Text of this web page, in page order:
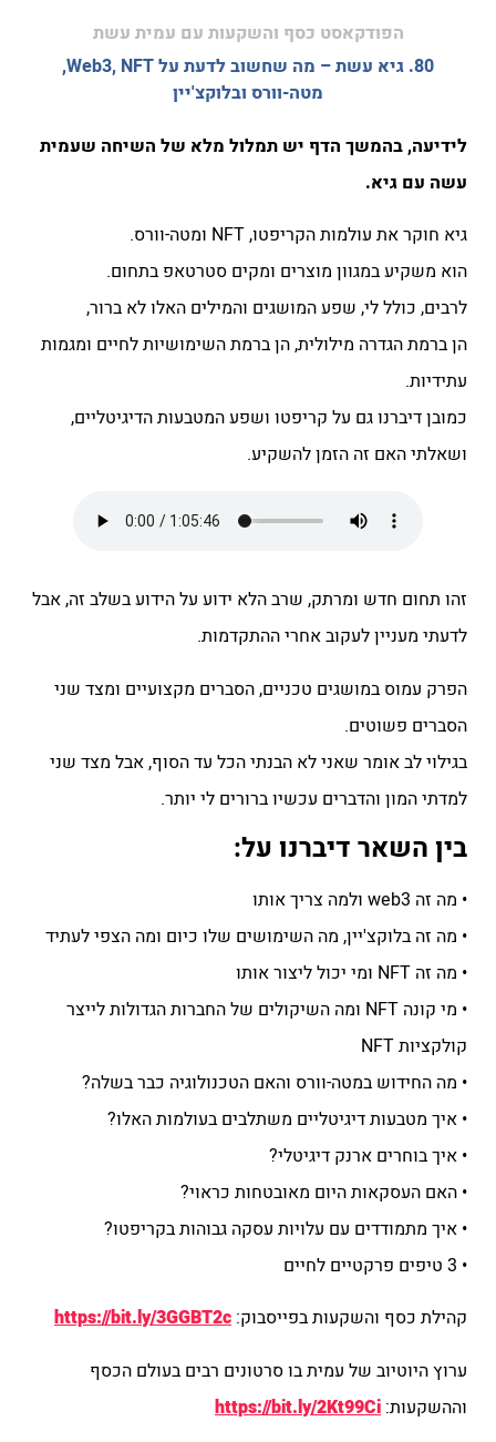
הפודקאסט כסף והשקעות עם עמית עשת
80. גיא עשת – מה שחשוב לדעת על Web3, NFT,
מטה-וורס ובלוקצ'יין
לידיעה, בהמשך הדף יש תמלול מלא של השיחה שעמית
עשה עם גיא.
גיא חוקר את עולמות הקריפטו, NFT ומטה-וורס.
הוא משקיע במגוון מוצרים ומקים סטרטאפ בתחום.
לרבים, כולל לי, שפע המושגים והמילים האלו לא ברור,
הן ברמת הגדרה מילולית, הן ברמת השימושיות לחיים ומגמות
עתידיות.
כמובן דיברנו גם על קריפטו ושפע המטבעות הדיגיטליים,
ושאלתי האם זה הזמן להשקיע.
זהו תחום חדש ומרתק, שרב הלא ידוע על הידוע בשלב זה, אבל
לדעתי מעניין לעקוב אחרי ההתקדמות.
הפרק עמוס במושגים טכניים, הסברים מקצועיים ומצד שני
הסברים פשוטים.
בגילוי לב אומר שאני לא הבנתי הכל עד הסוף, אבל מצד שני
למדתי המון והדברים עכשיו ברורים לי יותר.
בין השאר דיברנו על:
• מה זה web3 ולמה צריך אותו
• מה זה בלוקצ'יין, מה השימושים שלו כיום ומה הצפי לעתיד
• מה זה NFT ומי יכול ליצור אותו
• מי קונה NFT ומה השיקולים של החברות הגדולות לייצר
קולקציות NFT
• מה החידוש במטה-וורס והאם הטכנולוגיה כבר בשלה?
• איך מטבעות דיגיטליים משתלבים בעולמות האלו?
• איך בוחרים ארנק דיגיטלי?
• האם העסקאות היום מאובטחות כראוי?
• איך מתמודדים עם עלויות עסקה גבוהות בקריפטו?
• 3 טיפים פרקטיים לחיים
קהילת כסף והשקעות בפייסבוק: https://bit.ly/3GGBT2c
ערוץ היוטיוב של עמית בו סרטונים רבים בעולם הכסף
וההשקעות: https://bit.ly/2Kt99Ci